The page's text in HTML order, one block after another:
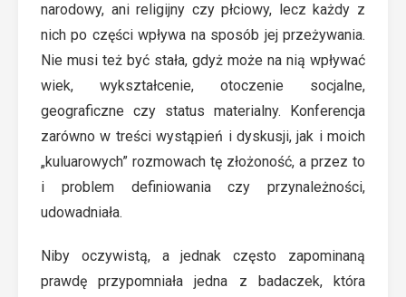
narodowy, ani religijny czy płciowy, lecz każdy z
nich po części wpływa na sposób jej przeżywania.
Nie musi też być stała, gdyż może na nią wpływać
wiek, wykształcenie, otoczenie socjalne,
geograficzne czy status materialny. Konferencja
zarówno w treści wystąpień i dyskusji, jak i moich
„kuluarowych” rozmowach tę złożoność, a przez to
i problem definiowania czy przynależności,
udowadniała.
Niby oczywistą, a jednak często zapominaną
prawdę przypomniała jedna z badaczek, która